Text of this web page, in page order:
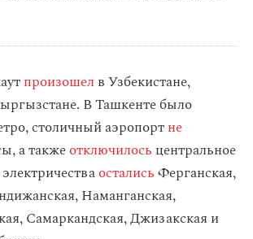
произошел в Узбекистане,
В Ташкенте было
столичный аэропортне
а такжеотключилось центральное
осталисьФерганская,
Наманганская,
Самаркандская, Джизакская и